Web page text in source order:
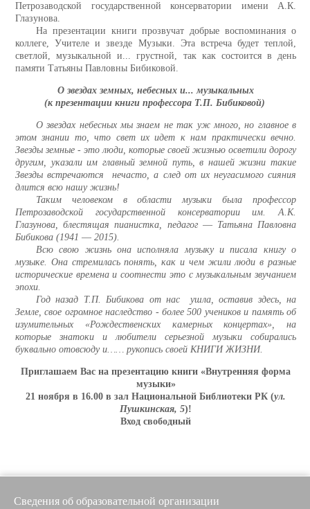
Петрозаводской государственной консерватории имени А.К.
Глазунова.
На презентации книги прозвучат добрые воспоминания о
коллеге, Учителе и звезде Музыки. Эта встреча будет теплой,
светлой, музыкальной и... грустной, так как состоится в день
памяти Татьяны Павловны Бибиковой.
О звездах земных, небесных и... музыкальных
(к презентации книги профессора Т.П. Бибиковой)
О звездах небесных мы знаем не так уж много, но главное в
этом знании то, что свет их идет к нам практически вечно.
Звезды земные - это люди, которые своей жизнью осветили дорогу
другим, указали им главный земной путь, в нашей жизни такие
Звезды встречаются нечасто, а след от их неугасимого сияния
длится всю нашу жизнь!
Таким человеком в области музыки была профессор
Петрозаводской государственной консерватории им. А.К.
Глазунова, блестящая пианистка, педагог ― Татьяна Павловна
Бибикова (1941 ― 2015).
Всю свою жизнь она исполняла музыку и писала книгу о
музыке. Она стремилась понять, как и чем жили люди в разные
исторические времена и соотнести это с музыкальным звучанием
эпохи.
Год назад Т.П. Бибикова от нас ушла, оставив здесь, на
Земле, свое огромное наследство - более 500 учеников и память об
изумительных «Рождественских камерных концертах», на
которые знатоки и любители серьезной музыки собирались
буквально отовсюду и…… рукопись своей КНИГИ ЖИЗНИ.
Приглашаем Вас на презентацию книги «Внутренняя форма
музыки»
21 ноября в 16.00 в зал Национальной Библиотеки РК (ул.
Пушкинская, 5)!
Вход свободный
Сведения об образовательной организации